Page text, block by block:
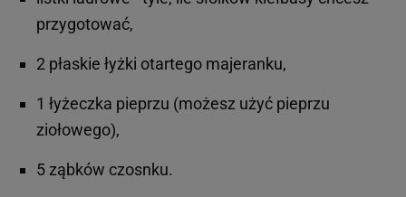
przygotować,
2 płaskie łyżki otartego majeranku,
1 łyżeczka pieprzu (możesz użyć pieprzu
ziołowego),
5 ząbków czosnku.